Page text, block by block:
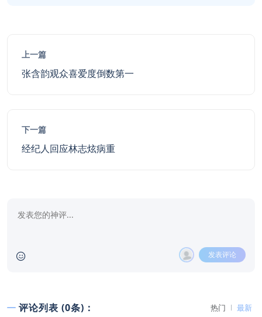
上一篇
张含韵观众喜爱度倒数第一
下一篇
经纪人回应林志炫病重
发表评论
评论列表 (0条)： 热门 最新